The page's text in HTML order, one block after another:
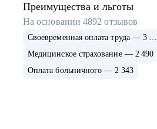
Преимущества и льготы
На основании4892 отзывов
Своевременная оплата труда — 3 240
Медицинское страхование — 2 490
Оплата больничного — 2 343